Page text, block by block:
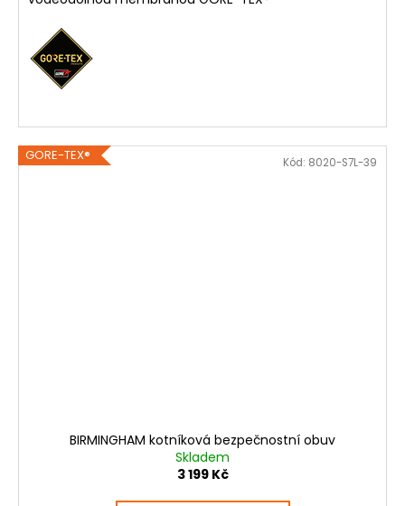
GORE-TEX®
BIRMINGHAM kotníková bezpečnostní obuv
Skladem
3 199 Kč
Kód: 8020-S7L-39